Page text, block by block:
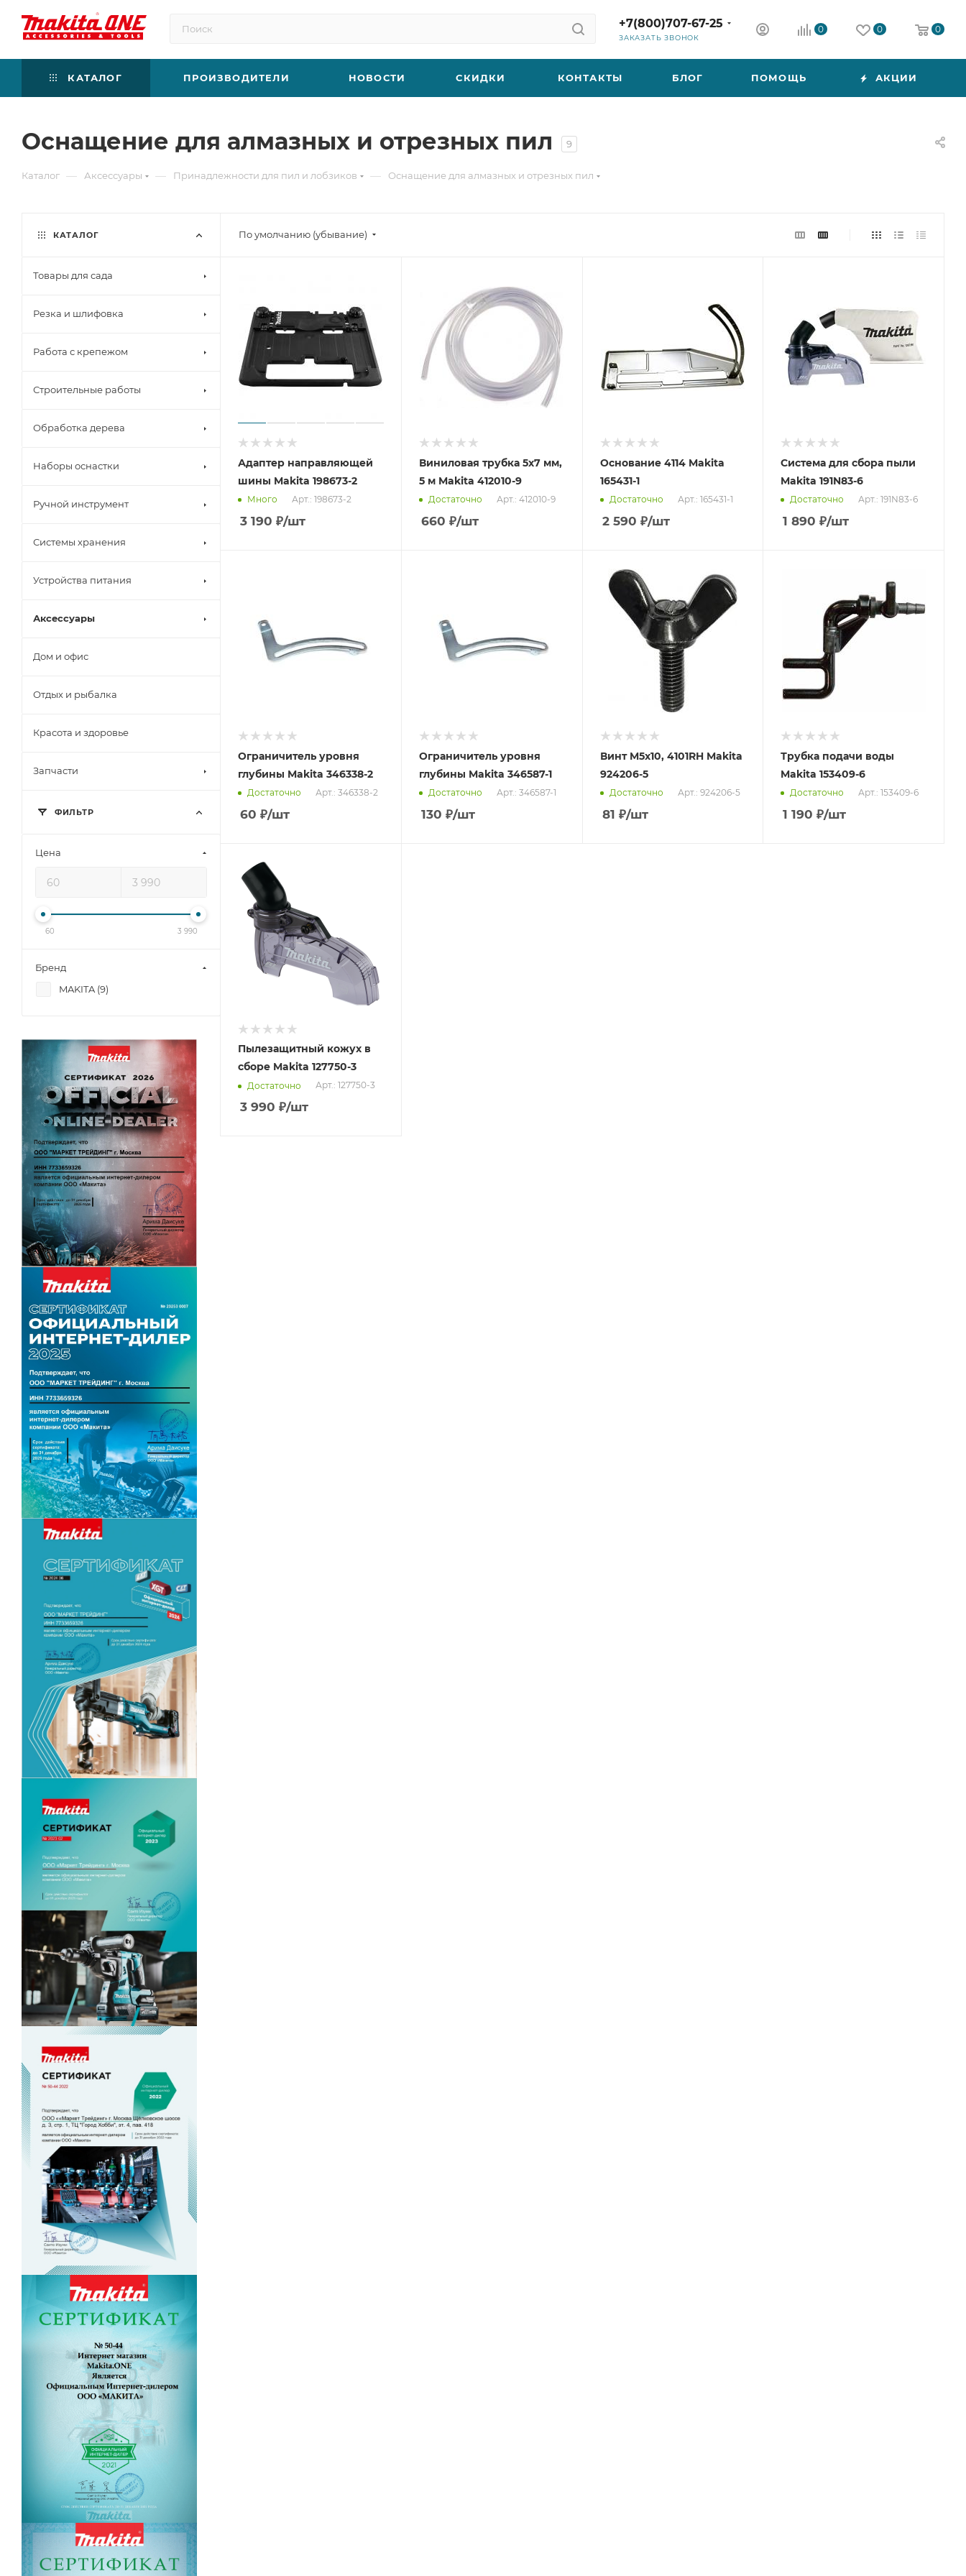
+7(800)707-67-25
ЗАКАЗАТЬ ЗВОНОК
0 0 0
КАТАЛОГ ПРОИЗВОДИТЕЛИ НОВОСТИ СКИДКИ КОНТАКТЫ БЛОГ ПОМОЩЬ АКЦИИ
Оснащение для алмазных и отрезных пил 9
Каталог — Аксессуары — Принадлежности для пил и лобзиков — Оснащение для алмазных и отрезных пил
По умолчанию (убывание)
Адаптер направляющей
шины Makita 198673-2
Много Арт.: 198673-2
3 190 ₽/шт
Виниловая трубка 5х7 мм,
5 м Makita 412010-9
Достаточно Арт.: 412010-9
660 ₽/шт
Основание 4114 Makita
165431-1
Достаточно Арт.: 165431-1
2 590 ₽/шт
Система для сбора пыли
Makita 191N83-6
Достаточно Арт.: 191N83-6
1 890 ₽/шт
Ограничитель уровня
глубины Makita 346338-2
Достаточно Арт.: 346338-2
60 ₽/шт
Ограничитель уровня
глубины Makita 346587-1
Достаточно Арт.: 346587-1
130 ₽/шт
Винт M5х10, 4101RH Makita
924206-5
Достаточно Арт.: 924206-5
81 ₽/шт
Трубка подачи воды
Makita 153409-6
Достаточно Арт.: 153409-6
1 190 ₽/шт
Пылезащитный кожух в
сборе Makita 127750-3
Достаточно Арт.: 127750-3
3 990 ₽/шт
КАТАЛОГ
Товары для сада
Резка и шлифовка
Работа с крепежом
Строительные работы
Обработка дерева
Наборы оснастки
Ручной инструмент
Системы хранения
Устройства питания
Аксессуары
Дом и офис
Отдых и рыбалка
Красота и здоровье
Запчасти
ФИЛЬТР
Цена
60 3 990
Бренд
MAKITA (9)